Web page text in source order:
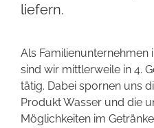
liefern.
Als Familienunternehmen
sind wir mittlerweile in 4.
tätig. Dabei spornen uns
Produkt Wasser und die
Möglichkeiten im